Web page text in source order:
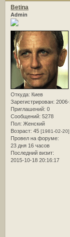
Betina
Admin
Откуда: Киев
Зарегистрирован:
Приглашений: 0
Сообщений: 5278
Пол: Женский
Возраст: 45 [1981-02-20]
Провел на форуме:
23 дня 16 часов
Последний визит:
2015-10-18 20:16:17